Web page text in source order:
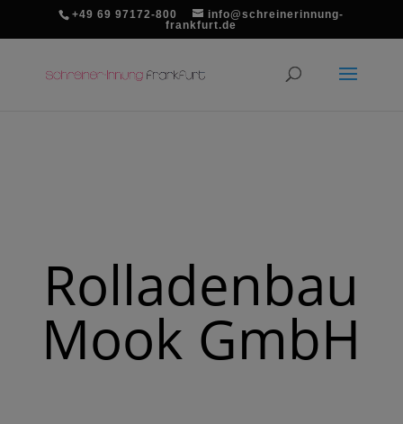
+49 69 97172-800
info@schreinerinnung-
frankfurt.de
Rolladenbau
Mook GmbH